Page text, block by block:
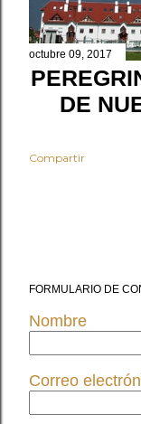
octubre 09, 2017
DE
Compartir
FORMULARIO DE
Nombre
Correo